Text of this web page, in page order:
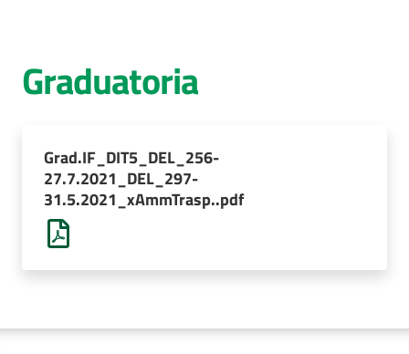
Luoghi di
cura
AUSL
Comunica
Graduatoria
Grad.IF_DIT5_DEL_256-
27.7.2021_DEL_297-
31.5.2021_xAmmTrasp..pdf